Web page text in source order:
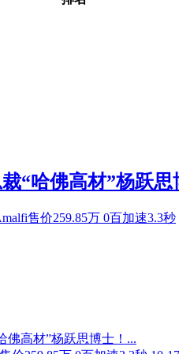
“哈佛高材”杨跃思
售价259.85万 0百加速3.3秒
佛高材”杨跃思博士！...